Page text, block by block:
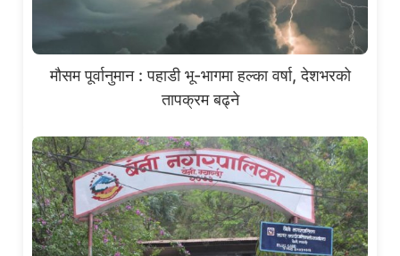
मौसम पूर्वानुमान : पहाडी भू-भागमा हल्का वर्षा, देशभरको
तापक्रम बढ्ने